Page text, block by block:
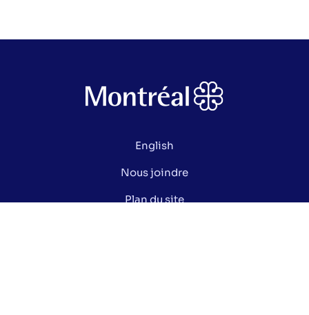
English
Nous joindre
Plan du site